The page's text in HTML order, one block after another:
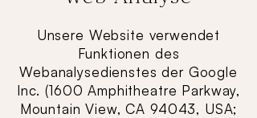
Unsere Website verwendet
Funktionen des
Webanalysedienstes der Google
Inc. (1600 Amphitheatre Parkway,
Mountain View, CA 94043, USA;